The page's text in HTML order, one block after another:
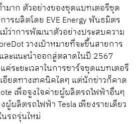
มาก ตัวอย่างของชุดแบทเตอรีชุด
ารผลิตโดย EVE Energy พันธมิตร
ม้ว่าการพัฒนาตัวอย่างประสบความ
วางเป้าหมายที่จะขึ้นสายการ
ะแนะนำออกสู่ตลาดในปี 2567
ค่ระยะเวลาในการชาร์จชุดแบทเตอรี
อียดทางเทคนิคใดๆ แต่นักข่าวก็คาด
เพื่อจูงใจค่ายผู้ผลิตรถไฟฟ้าอื่นๆ
ผลิตรถไฟฟ้า Tesla เพียงรายเดียว
รถรุ่นใหม่